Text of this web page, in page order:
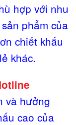
hợp với nhu
phẩm của
chiết khấu
khác.
và hưởng
cao của